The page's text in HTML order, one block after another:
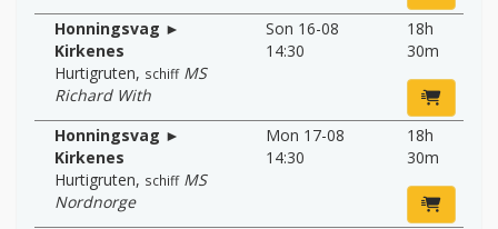
Honningsvag ►
Kirkenes
Hurtigruten, schiff MS
Richard With
Son 16-08
14:30
18h
30m
Honningsvag ►
Kirkenes
Hurtigruten, schiff MS
Nordnorge
Mon 17-08
14:30
18h
30m